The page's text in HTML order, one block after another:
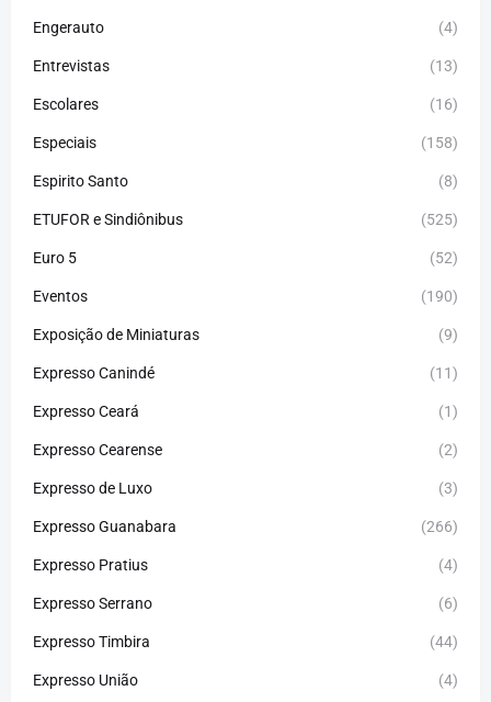
Engerauto (4)
Entrevistas (13)
Escolares (16)
Especiais (158)
Espirito Santo (8)
ETUFOR e Sindiônibus (525)
Euro 5 (52)
Eventos (190)
Exposição de Miniaturas (9)
Expresso Canindé (11)
Expresso Ceará (1)
Expresso Cearense (2)
Expresso de Luxo (3)
Expresso Guanabara (266)
Expresso Pratius (4)
Expresso Serrano (6)
Expresso Timbira (44)
Expresso União (4)